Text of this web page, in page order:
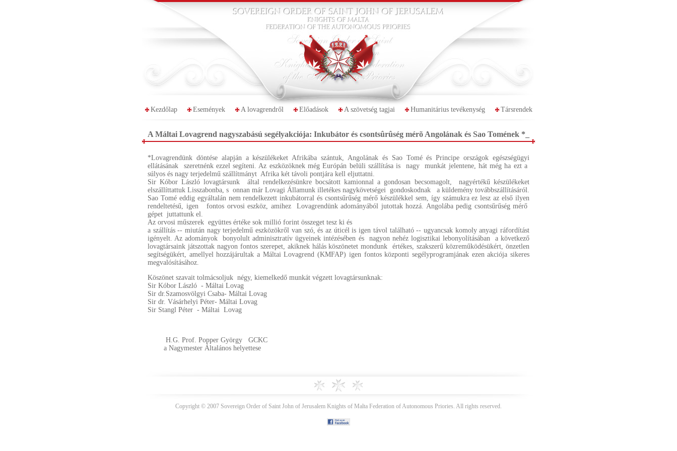
Kezdőlap Események A lovagrendről Előadások A szövetség tagjai Humanitárius tevékenység Társrendek
A Máltai Lovagrend nagyszabású segélyakciója: Inkubátor és csontsûrûség mérõ Angolának és Sao Tomének *_
*Lovagrendünk döntése alapján a készülékeket Afrikába szántuk, Angolának és Sao Tomé és Principe országok egészségügyi
ellátásának szeretnénk ezzel segíteni. Az eszközöknek még Európán belüli szállítása is nagy munkát jelentene, hát még ha ezt a
súlyos és nagy terjedelmű szállítmányt Afrika két távoli pontjára kell eljuttatni.
Sir Kóbor László lovagtársunk által rendelkezésünkre bocsátott kamionnal a gondosan becsomagolt, nagyértékű készülékeket
elszállíttattuk Lisszabonba, s onnan már Lovagi Államunk illetékes nagykövetségei gondoskodnak a küldemény továbbszállításáról.
Sao Tomé eddig egyáltalán nem rendelkezett inkubátorral és csontsűrűség mérő készülékkel sem, így számukra ez lesz az első ilyen
rendeltetésű, igen fontos orvosi eszköz, amihez Lovagrendünk adományából jutottak hozzá. Angolába pedig csontsűrűség mérő
gépet juttattunk el.
Az orvosi műszerek együttes értéke sok millió forint összeget tesz ki és
a szállítás -- miután nagy terjedelmű eszközökről van szó, és az úticél is igen távol található -- ugyancsak komoly anyagi ráfordítást
igényelt. Az adományok bonyolult adminisztratív ügyeinek intézésében és nagyon nehéz logisztikai lebonyolításában a következő
lovagtársaink játszottak nagyon fontos szerepet, akiknek hálás köszönetet mondunk értékes, szakszerű közreműködésükért, önzetlen
segítségükért, amellyel hozzájárultak a Máltai Lovagrend (KMFAP) igen fontos központi segélyprogramjának ezen akciója sikeres
megvalósításához.
Köszönet szavait tolmácsoljuk négy, kiemelkedő munkát végzett lovagtársunknak:
Sir Kóbor László - Máltai Lovag
Sir dr.Szamosvölgyi Csaba- Máltai Lovag
Sir dr. Vásárhelyi Péter- Máltai Lovag
Sir Stangl Péter - Máltai Lovag
H.G. Prof. Popper György GCKC
a Nagymester Általános helyettese
Copyright © 2007 Sovereign Order of Saint John of Jerusalem Knights of Malta Federation of Autonomous Priories. All rights reserved.